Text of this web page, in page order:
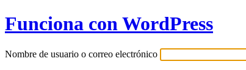
Funciona con WordPress
Nombre de usuario o correo electrónico